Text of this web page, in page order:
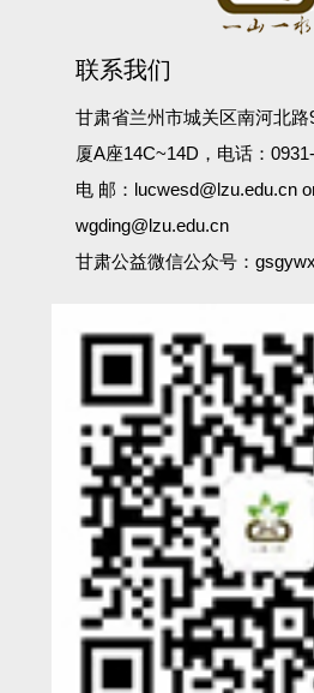
联系我们
甘肃省兰州市城关区南河北路
厦A座14C~14D，电话：
电 邮：lucwesd@lzu.edu.cn
wgding@lzu.edu.cn
甘肃公益微信公众号：gsgywx